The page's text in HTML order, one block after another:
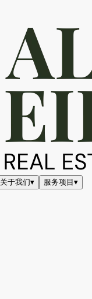
关于我们▾ 服务项目 ▾